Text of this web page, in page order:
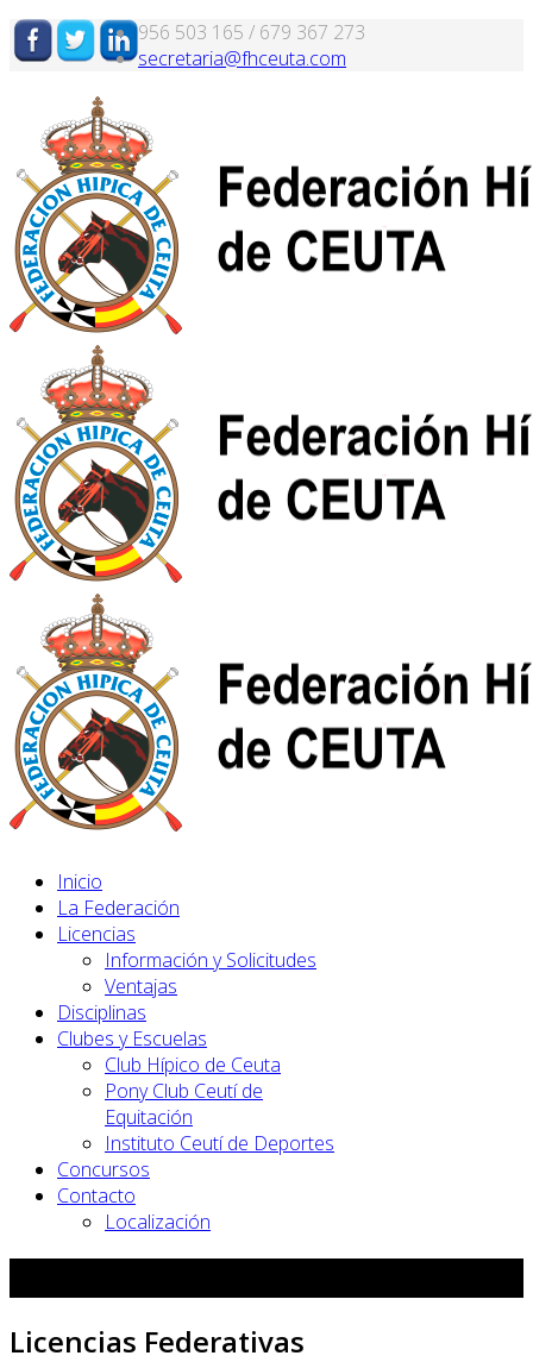
956 503 165 / 679 367 273
secretaria@fhceuta.com
Inicio
La Federación
Licencias
Información y Solicitudes
Ventajas
Disciplinas
Clubes y Escuelas
Club Hípico de Ceuta
Pony Club Ceutí de
Equitación
Instituto Ceutí de Deportes
Concursos
Contacto
Localización
Licencias Federativas